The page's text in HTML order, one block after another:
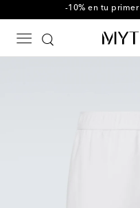
-10% en tu